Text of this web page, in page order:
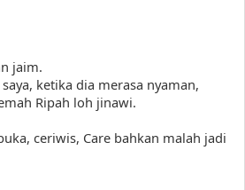
jaim.
ketika dia merasa nyaman,
Ripah loh jinawi.
ceriwis, Care bahkan malah jadi